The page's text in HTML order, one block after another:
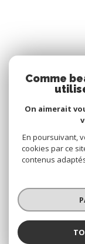
Nos
Comme
On aimerait
En poursuivant,
cookies par ce
contenus